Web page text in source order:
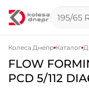
Колеса Днепр Каталог
FLOW
PCD 5/112